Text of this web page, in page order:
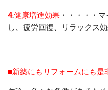
4.健康増進効果 ・・・・・
し、疲労回復、リラックス効
■新築にもリフォームにも是